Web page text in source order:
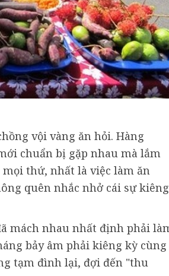
vội vàng ăn hỏi. Hàng
chuẩn bị gặp nhau mà lắm
thứ, nhất là việc làm ăn
quên nhắc nhở cái sự kiêng
mách nhau nhất định phải
bảy âm phải kiêng kỳ cùng
tạm đình lại, đợi đến "thu